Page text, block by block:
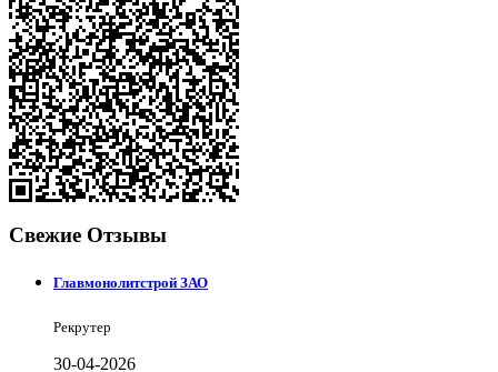
Свежие Отзывы
Главмонолитстрой ЗАО
Рекрутер
30-04-2026